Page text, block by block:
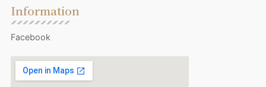
Information
Facebook